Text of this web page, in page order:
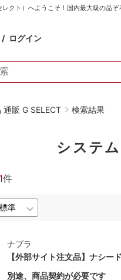
クト）へようこそ！国内最大級の品ぞ
ログイン
通販 G SELECT 検索結果
システ
1件
ナプラ
【外部サイト注文品】ナシー
別途、商品契約が必要です